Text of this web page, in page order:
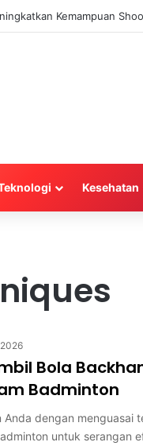
Kemampuan
Kesehatan
Bola
Badminton
dengan menguasai
untuk serangan